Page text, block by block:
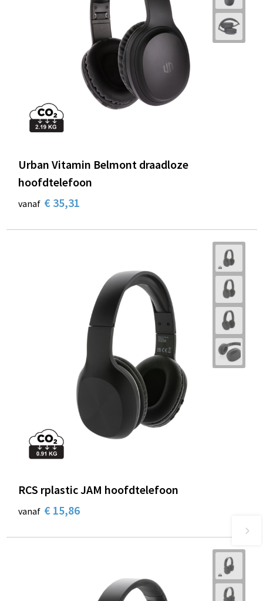
Urban Vitamin Belmont draadloze
hoofdtelefoon
vanaf € 35,31
RCS rplastic JAM hoofdtelefoon
vanaf € 15,86